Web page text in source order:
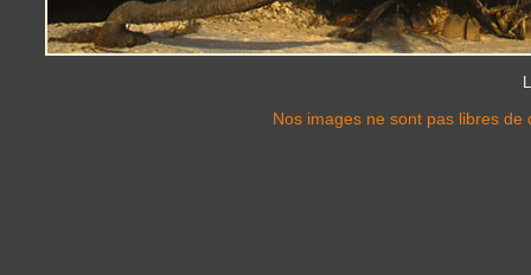
Nos images ne sont pas libres